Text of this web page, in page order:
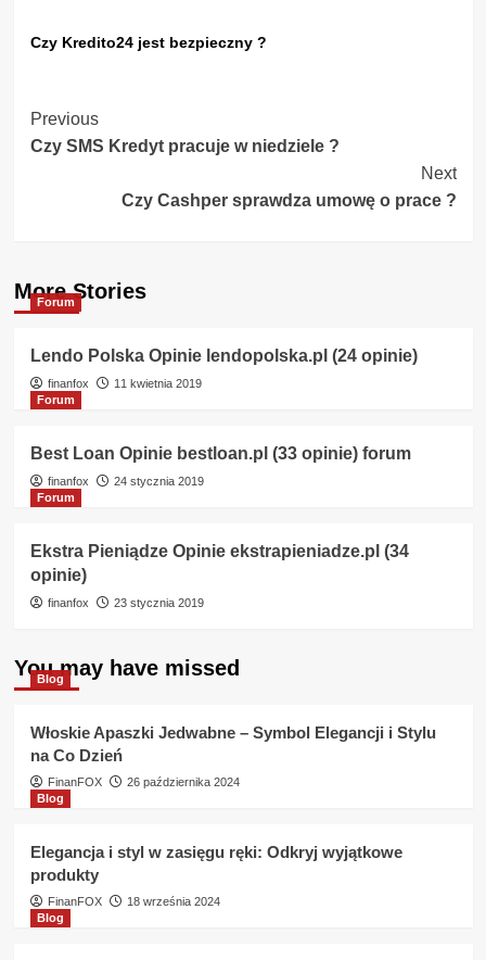
Czy Kredito24 jest bezpieczny ?
Post
Navigation
Previous
Czy SMS Kredyt pracuje w niedziele ?
Next
Czy Cashper sprawdza umowę o prace ?
More Stories
Forum
Lendo Polska Opinie lendopolska.pl (24 opinie)
finanfox
11 kwietnia 2019
Forum
Best Loan Opinie bestloan.pl (33 opinie) forum
finanfox
24 stycznia 2019
Forum
Ekstra Pieniądze Opinie ekstrapieniadze.pl (34
opinie)
finanfox 23 stycznia 2019
You may have missed
Blog
Włoskie Apaszki Jedwabne – Symbol Elegancji i Stylu
na Co Dzień
FinanFOX
26 października 2024
Blog
Elegancja i styl w zasięgu ręki: Odkryj wyjątkowe
produkty
FinanFOX
18 września 2024
Blog